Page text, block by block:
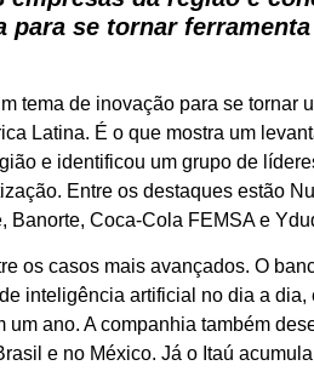
se tornar
tema de inovação para se tornar
Latina. É o que mostra um
e identificou um grupo de
Entre os destaques estão
Banorte, Coca-Cola FEMSA e
os casos mais avançados. O
inteligência artificial no dia a
ano. A companhia também
e no México. Já o Itaú